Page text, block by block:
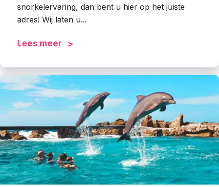
snorkelervaring, dan bent u hier op het juiste
adres! Wij laten u...
Lees meer